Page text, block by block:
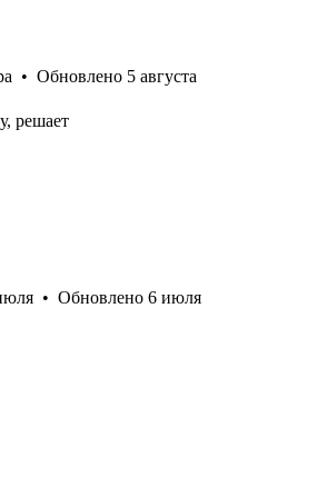
• Обновлено 5 августа
решает
• Обновлено 6 июля